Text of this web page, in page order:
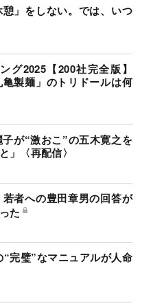
」をしない。では、いつ
グ2025【200社完全版】
亀製麺」のトリドールは何
が“激おこ”の五木寛之を
」〈再配信〉
若者への豊田章男の回答が
た
完璧”なマニュアルが人命